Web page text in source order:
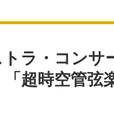
ラ・コンサ
超時空管弦